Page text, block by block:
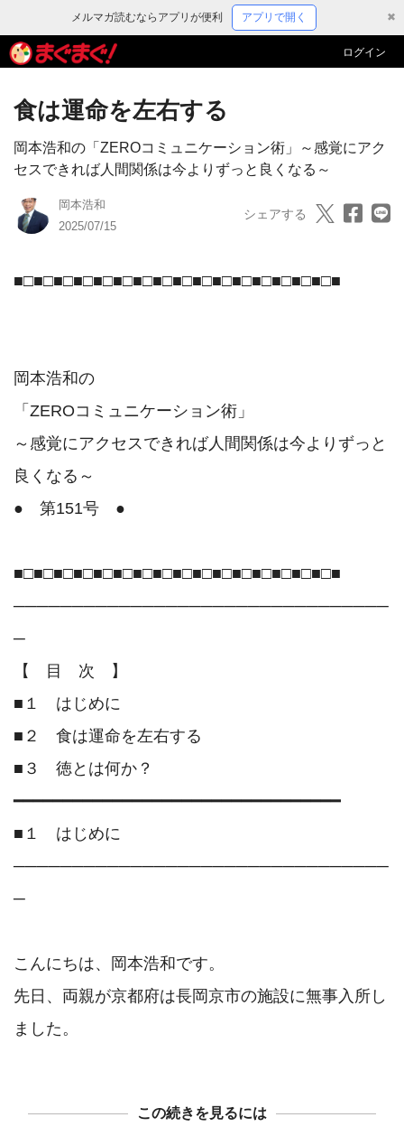
メルマガ読むならアプリが便利 アプリで開く ✖
ログイン
食は運命を左右する
岡本浩和の「ZEROコミュニケーション術」～感覚にアク
セスできれば人間関係は今よりずっと良くなる～
岡本浩和
2025/07/15
シェアする
■□■□■□■□■□■□■□■□■□■□■□■□■□■□■□■□■
岡本浩和の
「ZEROコミュニケーション術」
～感覚にアクセスできれば人間関係は今よりずっと
良くなる～
●　第151号　●
■□■□■□■□■□■□■□■□■□■□■□■□■□■□■□■□■
────────────────────────────────
─
【　目　次　】
■１　はじめに
■２　食は運命を左右する
■３　徳とは何か？
━━━━━━━━━━━━━━━━━━━━━━━━━━━━━━━━━
■１　はじめに
────────────────────────────────
─
こんにちは、岡本浩和です。
先日、両親が京都府は長岡京市の施設に無事入所し
この続きを見るには